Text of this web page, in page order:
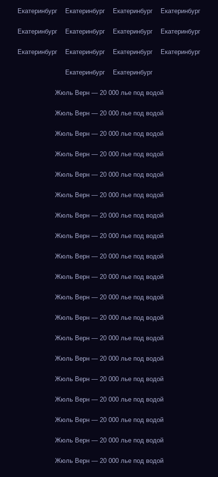
Екатеринбург Екатеринбург Екатеринбург Екатеринбург
Екатеринбург Екатеринбург Екатеринбург Екатеринбург
Екатеринбург Екатеринбург Екатеринбург Екатеринбург
Екатеринбург Екатеринбург
Жюль Верн — 20 000 лье под водой
Жюль Верн — 20 000 лье под водой
Жюль Верн — 20 000 лье под водой
Жюль Верн — 20 000 лье под водой
Жюль Верн — 20 000 лье под водой
Жюль Верн — 20 000 лье под водой
Жюль Верн — 20 000 лье под водой
Жюль Верн — 20 000 лье под водой
Жюль Верн — 20 000 лье под водой
Жюль Верн — 20 000 лье под водой
Жюль Верн — 20 000 лье под водой
Жюль Верн — 20 000 лье под водой
Жюль Верн — 20 000 лье под водой
Жюль Верн — 20 000 лье под водой
Жюль Верн — 20 000 лье под водой
Жюль Верн — 20 000 лье под водой
Жюль Верн — 20 000 лье под водой
Жюль Верн — 20 000 лье под водой
Жюль Верн — 20 000 лье под водой